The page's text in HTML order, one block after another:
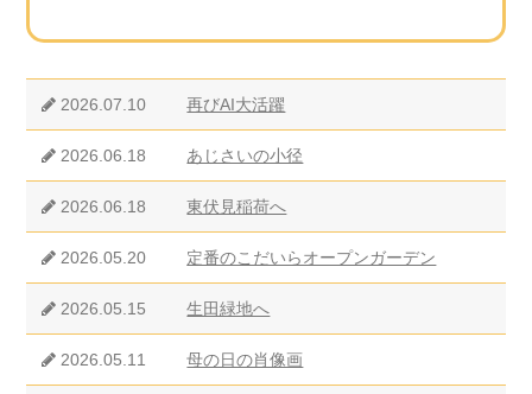
2026.07.10 再びAI大活躍
2026.06.18 あじさいの小径
2026.06.18 東伏見稲荷へ
2026.05.20 定番のこだいらオープンガーデン
2026.05.15 生田緑地へ
2026.05.11 母の日の肖像画